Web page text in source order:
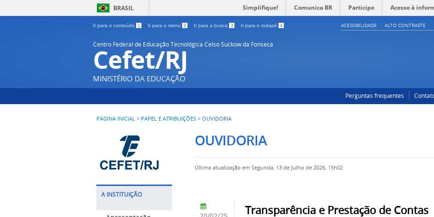
BRASIL Simplifique! Comunica BR Participe Acesso à
Ir para o conteúdo 1 Ir para o menu 2 Ir para a busca 3 Ir para o rodapé 4 ACESSIBILIDADE ALTO CONTRASTE
Centro Federal de Educação Tecnológica Celso Suckow da Fonseca
Cefet/RJ
MINISTÉRIO DA EDUCAÇÃO
Perguntas frequentes
PÁGINA INICIAL > PAPEL E ATRIBUIÇÕES > OUVIDORIA
A INSTITUIÇÃO
OUVIDORIA
Última atualização em Segunda, 13 de Julho de 2026, 15h02
Transparência e Prestação de Contas